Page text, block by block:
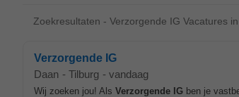
Zoekresultaten - Verzorgende IG Vacatures
Verzorgende IG
Daan - Tilburg - vandaag
Wij zoeken jou! Als Verzorgende IG ben je